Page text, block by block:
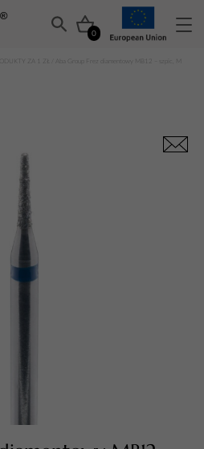
0
ZA 1 ZŁ / Aba Group Frez diamentowy MB12 – szpic, M